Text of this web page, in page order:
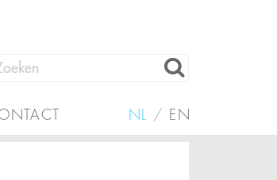
NL / EN